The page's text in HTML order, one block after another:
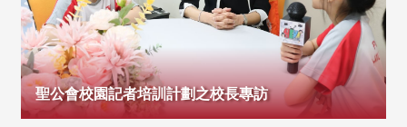
聖公會校園記者培訓計劃之校長專訪